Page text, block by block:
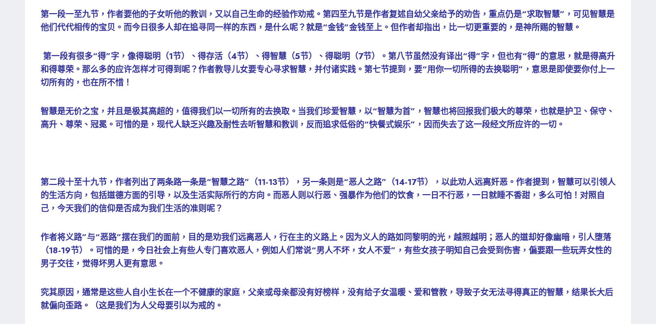
第一段一至九节，作者要他的子女听他的教训，又以自己生命的经验作劝戒。第四至九节是作者复述自幼父亲给予的劝告，重点仍是“求取智慧”，可见智慧是
他们代代相传的宝贝。而今日很多人却在追寻同一样的东西，是什么呢？就是“金钱”金钱至上。但作者却指出，比一切更重要的，是神所赐的智慧。
第一段有很多“得”字，像得聪明（1节）、得存活（4节）、得智慧（5节）、得聪明（7节）。第八节虽然没有译出“得”字，但也有“得”的意思，就是得高升
和得尊荣。那么多的应许怎样才可得到呢？作者教导儿女要专心寻求智慧，并付诸实践。第七节提到，要“用你一切所得的去换聪明”，意思是即使要你付上一
切所有的，也在所不惜！
智慧是无价之宝，并且是极其高超的，值得我们以一切所有的去换取。当我们珍爱智慧，以“智慧为首”，智慧也将回报我们极大的尊荣，也就是护卫、保守、
高升、尊荣、冠冕。可惜的是，现代人缺乏兴趣及耐性去听智慧和教训，反而追求低俗的“快餐式娱乐”，因而失去了这一段经文所应许的一切。
第二段十至十九节，作者列出了两条路一条是“智慧之路”（11-13节），另一条则是“恶人之路”（14-17节），以此劝人远离奸恶。作者提到，智慧可以引领人
的生活方向，包括道德方面的引导，以及生活实际所行的方向。而恶人则以行恶、强暴作为他们的饮食，一日不行恶，一日就睡不香甜，多么可怕！对照自
己，今天我们的信仰是否成为我们生活的准则呢？
作者将义路”与“恶路”摆在我们的面前，目的是劝我们远离恶人，行在主的义路上。因为义人的路如同黎明的光，越照越明；恶人的道却好像幽暗，引人堕落
（18-19节）。可惜的是，今日社会上有些人专门喜欢恶人，例如人们常说“男人不坏，女人不爱”，有些女孩子明知自己会受到伤害，偏要跟一些玩弄女性的
男子交往，觉得坏男人更有意思。
究其原因，通常是这些人自小生长在一个不健康的家庭，父亲或母亲都没有好榜样，没有给子女温暖、爱和管教，导致子女无法寻得真正的智慧，结果长大后
就偏向歪路。（这是我们为人父母要引以为戒的。